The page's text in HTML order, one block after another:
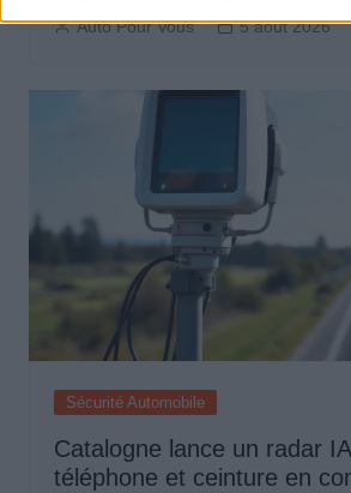
Auto Pour Vous 5 août 2026
Sécurité Automobile
Catalogne lance un radar
téléphone et ceinture en